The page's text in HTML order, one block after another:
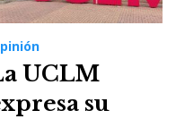
UCLM
su